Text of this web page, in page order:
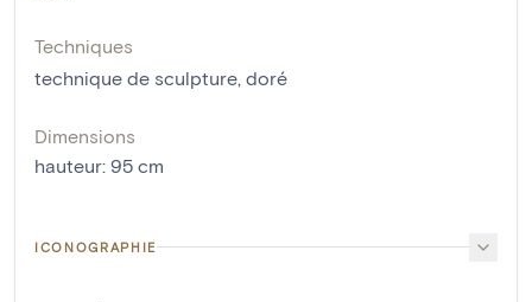
Techniques
technique de sculpture doré
Dimensions
hauteur: 95 cm
ICONOGRAPHIE